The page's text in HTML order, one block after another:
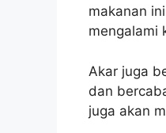
makanan
mengalami
Akar juga
dan
juga akan